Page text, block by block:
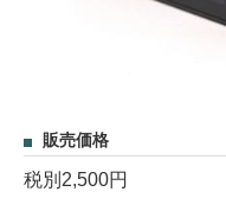
販売価格
税別2,500円